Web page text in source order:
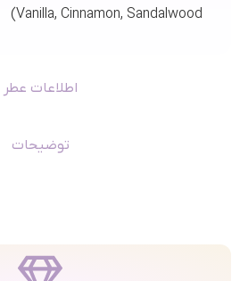
اطلاعات عطر
توضیحات
Vanilla, Cinnamon, Sandalwood)